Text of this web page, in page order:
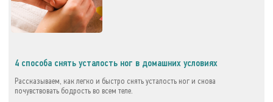
4 способа снять усталость ног в домашних условиях
Рассказываем, как легко и быстро снять усталость ног и снова
почувствовать бодрость во всем теле.